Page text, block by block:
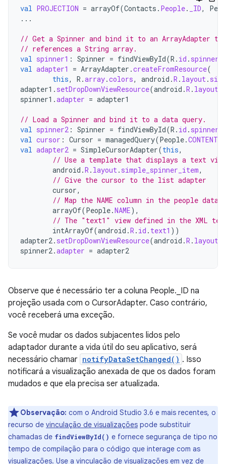
val PROJECTION = arrayOf(Contacts . People. _ID,
...
// Get a Spinner and bind it to an ArrayAdapter
// references a String array.
val spinner1 : Spinner = findViewById(R . id . spinner1
val adapter1 = ArrayAdapter .createFromResource(
this, R .array.colors, android .R . layout.
adapter1 . setDropDownViewResource(android .R . layout
spinner1 .adapter = adapter1
// Load a Spinner and bind it to a data query.
val spinner2 : Spinner = findViewById(R . id . spinner2
val cursor : Cursor = managedQuery(People.
val adapter2 = SimpleCursorAdapter(this,
// Use a template that displays a text view
android .R . layout. simple_spinner_item,
// Give the cursor to the list adapter
cursor,
// Map the NAME column in the people
arrayOf(People.NAME),
// The "text1" view defined in the XML
intArrayOf(android .R . id . text1 ))
adapter2. setDropDownViewResource(android .R . layout
spinner2.adapter = adapter2
Observe que é necessário ter a coluna People._ID na
projeção usada com o CursorAdapter. Caso contrário,
você receberá uma exceção.
Se você mudar os dados subjacentes lidos pelo
adaptador durante a vida útil do seu aplicativo, será
necessário chamar notifyDataSetChanged() . Isso
notificará a visualização anexada de que os dados foram
mudados e que ela precisa ser atualizada.
Observação: com o Android Studio 3.6 e mais recentes, o
recurso de vinculação de visualizações pode substituir
chamadas de findViewById() e fornece segurança de tipo no
tempo de compilação para o código que interage com as
visualizações. Use a vinculação de visualizações em vez de